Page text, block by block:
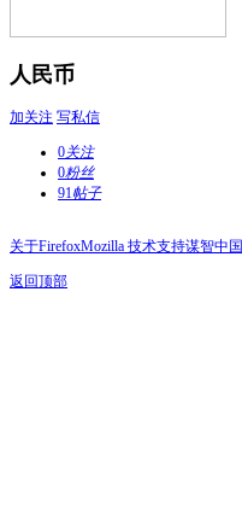
人民币
加关注 写私信
0关注
0粉丝
91帖子
关于FirefoxMozilla 技术支持谋智中国
返回顶部